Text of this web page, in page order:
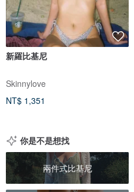
新羅比基尼
Skinnylove
NT$ 1,351
你是不是想找
兩件式比基尼